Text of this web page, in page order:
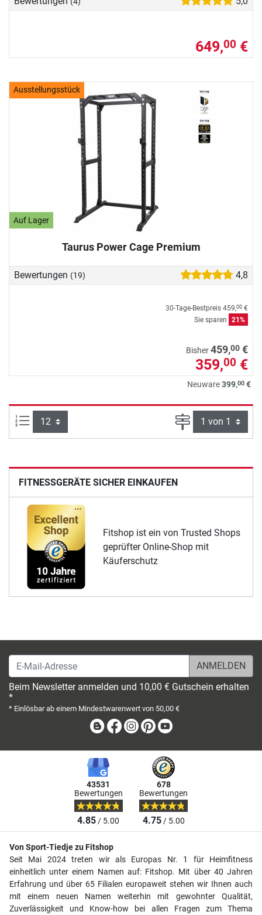
649,00 €
Ausstellungsstück
Auf Lager
Taurus Power Cage Premium
Bewertungen (19) 4,8
30-Tage-Bestpreis 459,00 €
Sie sparen
21%
Bisher459,00 €
359,00 €
Neuware399,00 €
Artikel pro Seite: Seite
FITNESSGERÄTE SICHER EINKAUFEN
Fitshop ist ein von Trusted Shops
geprüfter Online-Shop mit
Käuferschutz
E-Mail-Adresse
Beim Newsletter anmelden und 10,00 € Gutschein erhalten
*
* Einlösbar ab einem Mindestwarenwert von 50,00 €
BlogFacebook
Instagram
Pinterest
43531
Bewertungen
4.85/ 5.00
678
Bewertungen
4.75/ 5.00
Von Sport-Tiedje zu Fitshop
Seit Mai 2024 treten wir als Europas Nr. 1 für Heimfitness
einheitlich unter einem Namen auf: Fitshop. Mit über 40 Jahren
Erfahrung und über 65 Filialen europaweit stehen wir Ihnen auch
mit einem neuen Namen weiterhin mit gewohnter Qualität,
Zuverlässigkeit und Know-how bei allen Fragen zum Thema